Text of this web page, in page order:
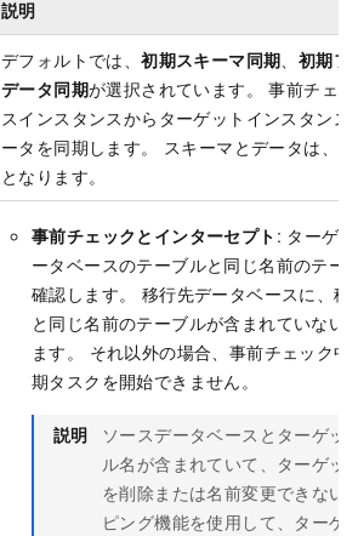
説明
デフォルトでは、初期スキーマ同期、 初期フ
データ同期が選択されています。 事前チェ
スインスタンスからターゲットインスタン
ータを同期します。 スキーマとデータは、
となります。
事前チェックとインターセプト : ターゲ
ータベースのテーブルと同じ名前のテー
確認します。 移行先データベースに、
と同じ名前のテーブルが含まれていない
ます。 それ以外の場合、事前チェック
期タスクを開始できません。
説明
ソースデータベースとターゲッ
ル名が含まれていて、ターゲッ
を削除または名前変更できない
ピング機能を使用して、ターゲ